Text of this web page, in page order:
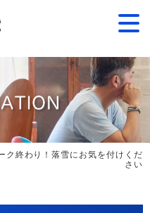
ク終わり！落雪にお気を付けくだ
さい